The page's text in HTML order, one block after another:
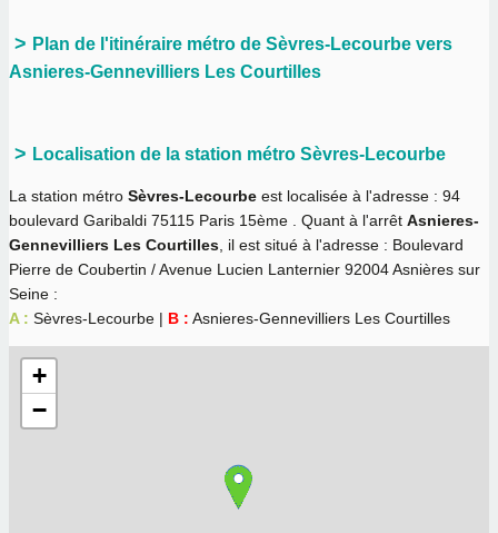
Plan de l'itinéraire métro de Sèvres-Lecourbe vers
Asnieres-Gennevilliers Les Courtilles
Localisation de la station métro Sèvres-Lecourbe
La station métro Sèvres-Lecourbe est localisée à l'adresse : 94
boulevard Garibaldi 75115 Paris 15ème . Quant à l'arrêt Asnieres-
Gennevilliers Les Courtilles , il est situé à l'adresse : Boulevard
Pierre de Coubertin / Avenue Lucien Lanternier 92004 Asnières sur
Seine :
A : Sèvres-Lecourbe | B : Asnieres-Gennevilliers Les Courtilles
+
−